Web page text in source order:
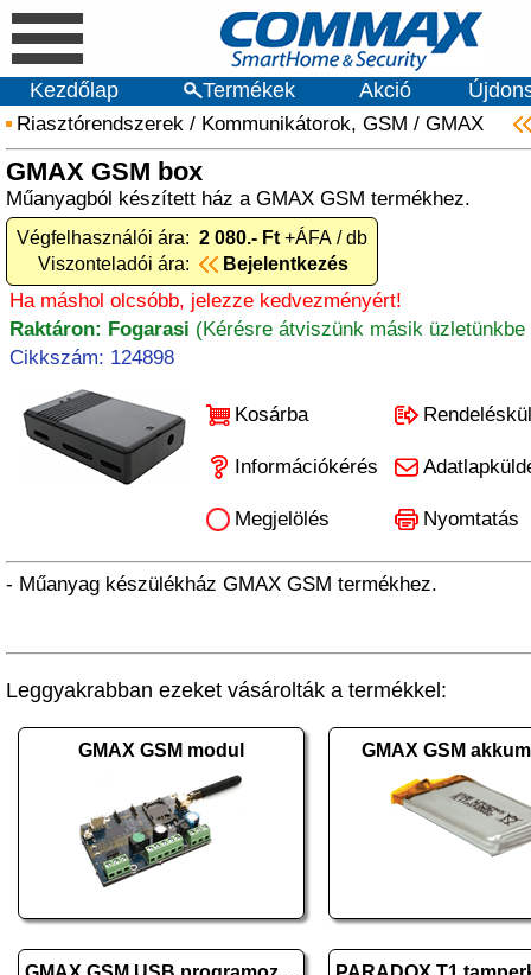
Kezdőlap Termékek Akció
Riasztórendszerek / Kommunikátorok, GSM / GMAX
GMAX GSM box
Műanyagból készített ház a GMAX GSM termékhez.
Végfelhasználói ára: 2 080.- Ft +ÁFA / db
Viszonteladói ára:
Bejelentkezés
Ha máshol olcsóbb, jelezze kedvezményért!
Raktáron: Fogarasi (Kérésre átviszünk másik üzletünkbe
Cikkszám: 124898
Kosárba
Információkérés
Megjelölés Nyomtatás
- Műanyag készülékház GMAX GSM termékhez.
Leggyakrabban ezeket vásárolták a termékkel:
GMAX GSM modul GMAX GSM